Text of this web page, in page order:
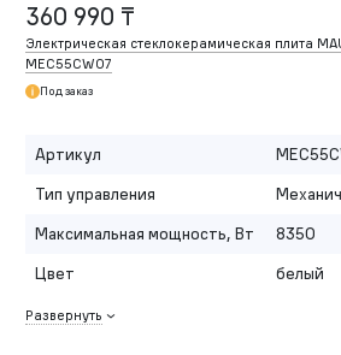
360 990 ₸
Электрическая стеклокерамическая плита
MEC55CW07
Под заказ
Артикул
Тип управления
Максимальная мощность, Вт
8350
Цвет
белый
Развернуть